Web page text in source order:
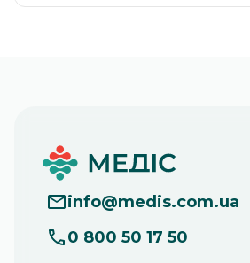
info@medis.com.ua
0 800 50 17 50